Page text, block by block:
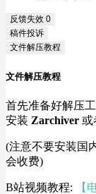
反馈失效 0
稿件投诉
文件解压教程
文件解压教程
首先准备好解压
安装 Zarchiver 或
(注意不要安装国
会收费)
B站视频教程: 【